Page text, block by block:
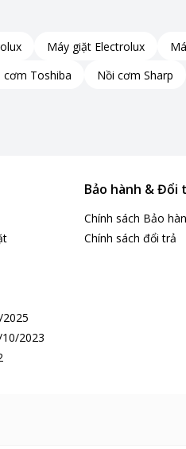
nhân.
Máy giặt Electrolux
cơm Toshiba Nồi cơm Sharp
2023
Bảo hành & Đổi
Chính sách Bảo
Chính sách đổi trả